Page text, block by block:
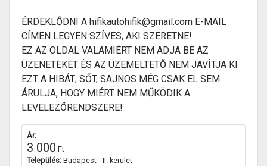
ÉRDEKLŐDNI A hifikautohifik@gmail.com E-MAIL
CÍMEN LEGYEN SZÍVES, AKI SZERETNE!
EZ AZ OLDAL VALAMIÉRT NEM ADJA BE AZ
ÜZENETEKET ÉS AZ ÜZEMELTETŐ NEM JAVÍTJA KI
EZT A HIBÁT; SŐT, SAJNOS MÉG CSAK EL SEM
ÁRULJA, HOGY MIÉRT NEM MŰKÖDIK A
LEVELEZŐRENDSZERE!
Ár:
3 000 Ft
Település: Budapest - II. kerület